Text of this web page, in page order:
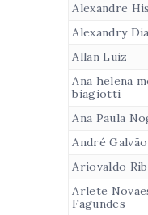
Alexandre
Alexandry
Allan Luiz
Ana helena
biagiotti
Ana Paula
André
Ariovaldo
Arlete
Fagundes